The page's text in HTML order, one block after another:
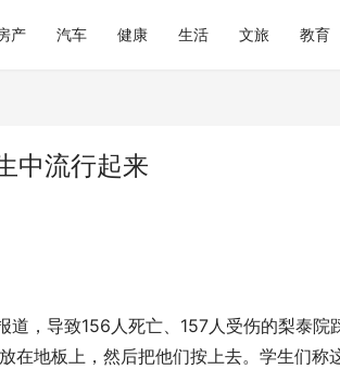
产 汽车 健康 生活 文旅 教育
中流行起来
，导致156人死亡、157人受伤的梨泰院
在地板上，然后把他们按上去。学生们称
瘤理念